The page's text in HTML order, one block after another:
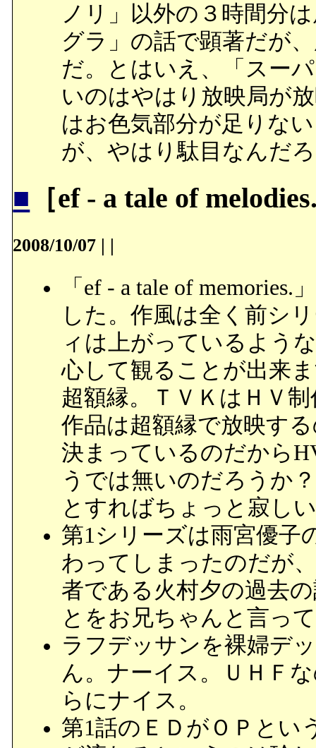
ノリ」以外の３時間分
グラ」の話で顕著だが
だ。とはいえ、「スー
いのはやはり放映局が
はお色気部分が足りな
が、やはり駄目なんだ
■ ［ef - a tale of
2008/10/07 | |
「ef - a tale of
した。作風は全く前シ
ィは上がっているよう
心して観ることが出来
超額縁。ＴＶＫはＨＶ
作品は超額縁で放映す
決まっているのだから
うでは無いのだろうか
とすればちょっと寂し
第1シリーズは雨宮優子
わってしまったのだが
者である火村夕の過去
とをお兄ちゃんと言っ
ラフデッサンを裸婦デ
ん。ナーイス。ＵＨＦ
らにナイス。
第1話のＥＤがＯＰとい